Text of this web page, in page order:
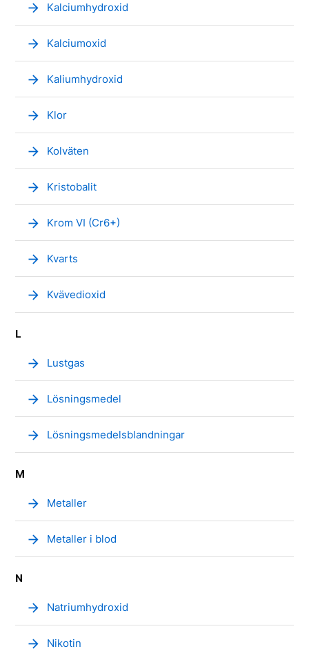
arrow_forward Kalciumhydroxid
arrow_forward Kalciumoxid
arrow_forward Kaliumhydroxid
arrow_forward Klor
arrow_forward Kolväten
arrow_forward Kristobalit
arrow_forward Krom VI (Cr6+)
arrow_forward Kvarts
arrow_forward Kvävedioxid
L
arrow_forward Lustgas
arrow_forward Lösningsmedel
arrow_forward Lösningsmedelsblandningar
M
arrow_forward Metaller
arrow_forward Metaller i blod
N
arrow_forward Natriumhydroxid
arrow_forward Nikotin